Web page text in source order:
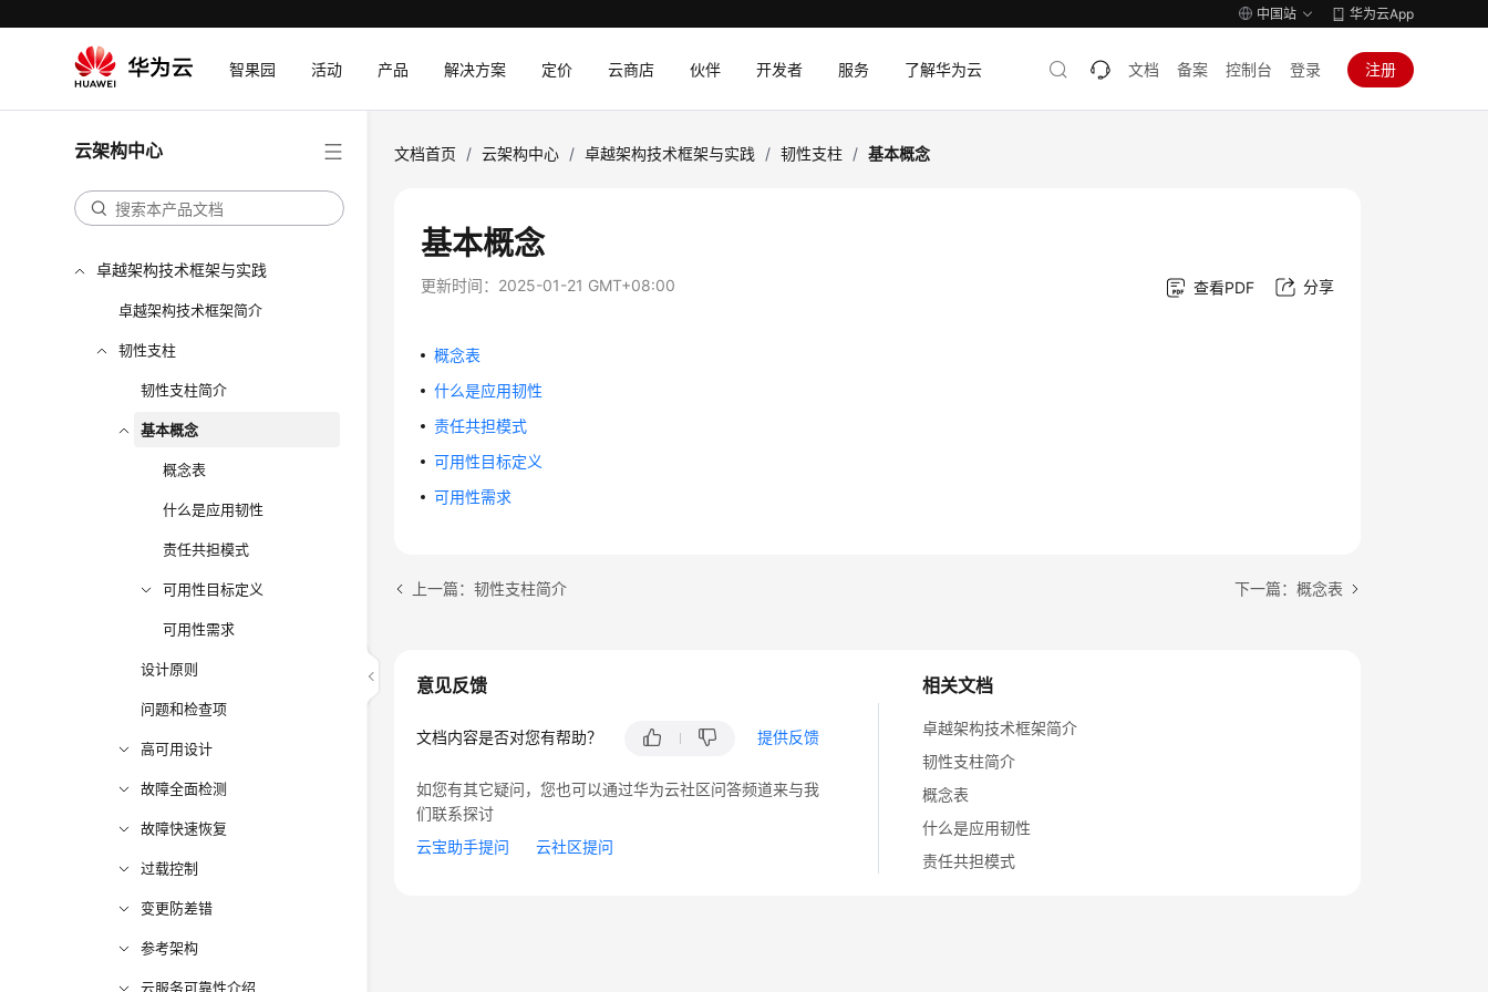
中国站 华为云App
智果园 活动 产品 解决方案 定价 云商店 伙伴 开发者 服务 了解华为云 文档 备案 控制台 登录 注册
云架构中心
卓越架构技术框架与实践
卓越架构技术框架简介
韧性支柱
韧性支柱简介
基本概念
概念表
什么是应用韧性
责任共担模式
可用性目标定义
可用性需求
设计原则
问题和检查项
高可用设计
故障全面检测
故障快速恢复
过载控制
变更防差错
参考架构
云服务可靠性介绍
文档首页 / 云架构中心 / 卓越架构技术框架与实践 / 韧性支柱 / 基本概念
基本概念
更新时间： 2025-01-21 GMT+08:00 查看PDF 分享
概念表
什么是应用韧性
责任共担模式
可用性目标定义
可用性需求
上一篇：韧性支柱简介 下一篇：概念表
相关文档
卓越架构技术框架简介
韧性支柱简介
概念表
什么是应用韧性
责任共担模式
意见反馈
文档内容是否对您有帮助？ 提供反馈
如您有其它疑问，您也可以通过华为云社区问答频道来与我
们联系探讨
云宝助手提问
云社区提问